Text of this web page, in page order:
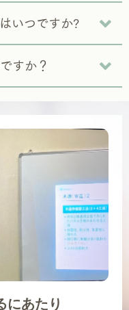
いつですか?
すか？
にあたり